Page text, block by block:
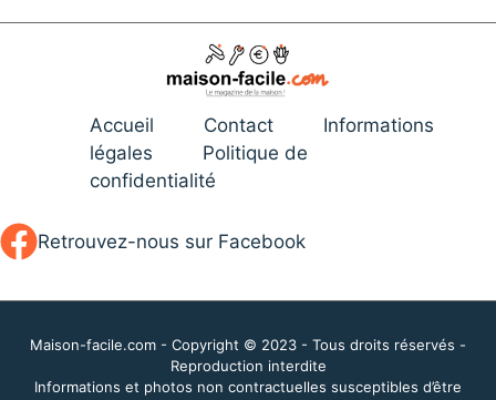
Accueil Contact
Informations
légales
Politique de
confidentialité
Retrouvez-nous sur Facebook
Maison-facile.com - Copyright © 2023 - Tous droits réservés -
Reproduction interdite
Informations et photos non contractuelles susceptibles d’être